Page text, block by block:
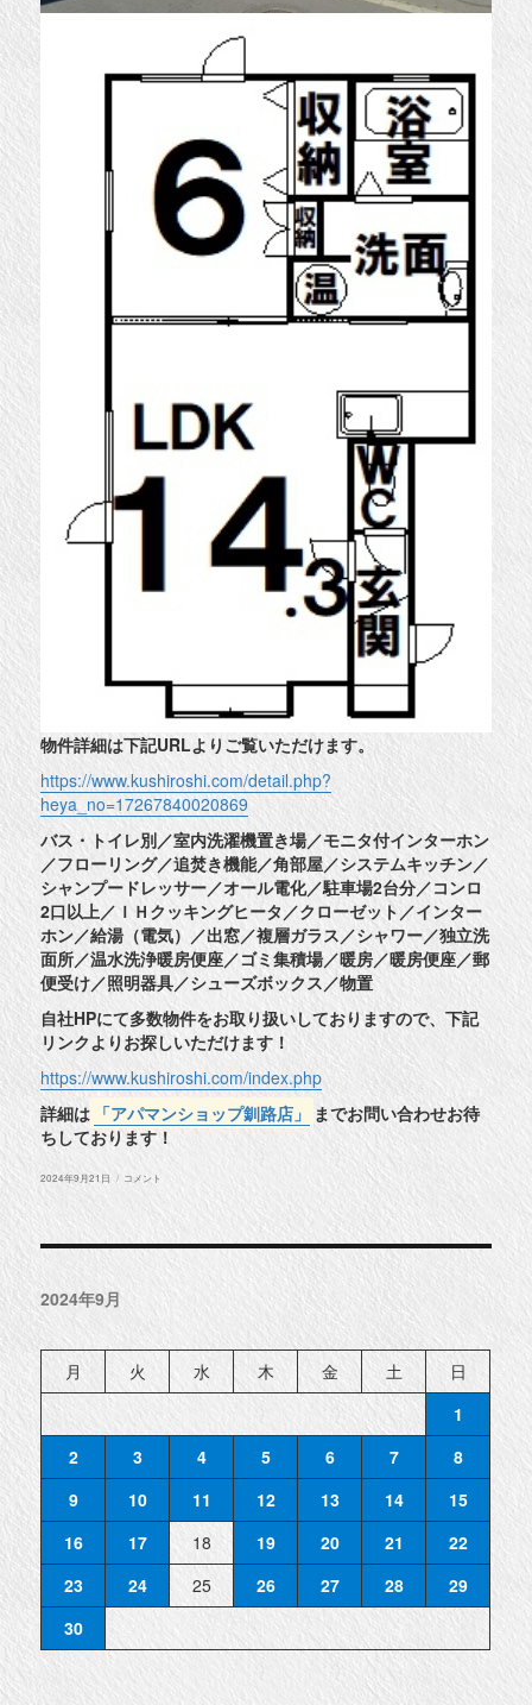
物件詳細は下記URLよりご覧いただけます。
https://www.kushiroshi.com/detail.php?
heya_no=17267840020869
バス・トイレ別／室内洗濯機置き場／モニタ付インターホン
／フローリング／追焚き機能／角部屋／システムキッチン／
シャンプードレッサー／オール電化／駐車場2台分／コンロ
2口以上／ＩＨクッキングヒータ／クローゼット／インター
ホン／給湯（電気）／出窓／複層ガラス／シャワー／独立洗
面所／温水洗浄暖房便座／ゴミ集積場／暖房／暖房便座／郵
便受け／照明器具／シューズボックス／物置
自社HPにて多数物件をお取り扱いしておりますので、下記
リンクよりお探しいただけます！
https://www.kushiroshi.com/index.php
詳細は 「アパマンショップ釧路店」 までお問い合わせお待
ちしております！
投
日:
2024年9月21日
◆
◆
に
コメント
2024年9月
月 火 水 木 金 土
日
1
2
3 4 5 6 7
8
9
10 11 12 13 14
15
16
17 18 19 20 21
22
23
24 25 26 27 28
29
30